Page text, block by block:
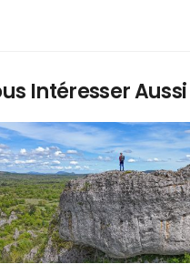
Intéresser Aussi